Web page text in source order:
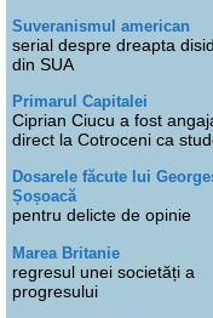
Suveranismul american
serial despre dreapta
din SUA
Primarul Capitalei
Ciprian Ciucu a fost
direct la Cotroceni ca
Dosarele făcute lui
Șoșoacă
pentru delicte de opinie
Marea Britanie
regresul unei societăți a
progresului